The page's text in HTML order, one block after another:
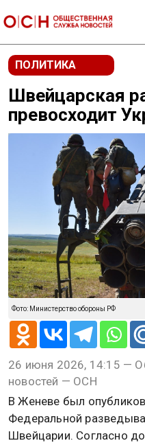
ПОЛИТИКА
Швейцарская
превосходит
Фото: Министерство обороны РФ
26 июня 2026, 14:15 —
новостей — ОСН
В Женеве был
Федеральной
Швейцарии. Согласно